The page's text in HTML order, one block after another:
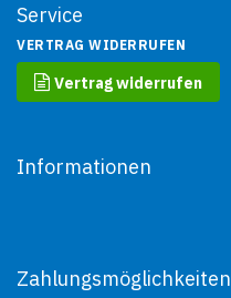
Service
VERTRAG WIDERRUFEN
Vertrag widerrufen
Informationen
Zahlungsmöglichkeiten